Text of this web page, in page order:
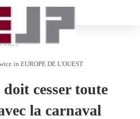
in EUROPE DE L'OUEST
cesser toute
la carnaval